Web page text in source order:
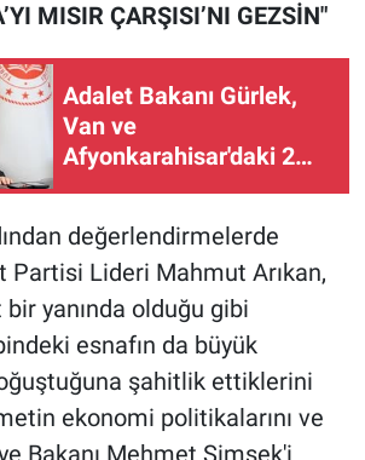
MISIR ÇARŞISI’NI GEZSİN"
Adalet Bakanı Gürlek,
Van ve
Afyonkarahisar'daki 2
faili meçhul olayın
değerlendirmelerde
Partisi Lideri Mahmut Arıkan,
yanında olduğu gibi
esnafın da büyük
şahitlik ettiklerini
ekonomi politikalarını ve